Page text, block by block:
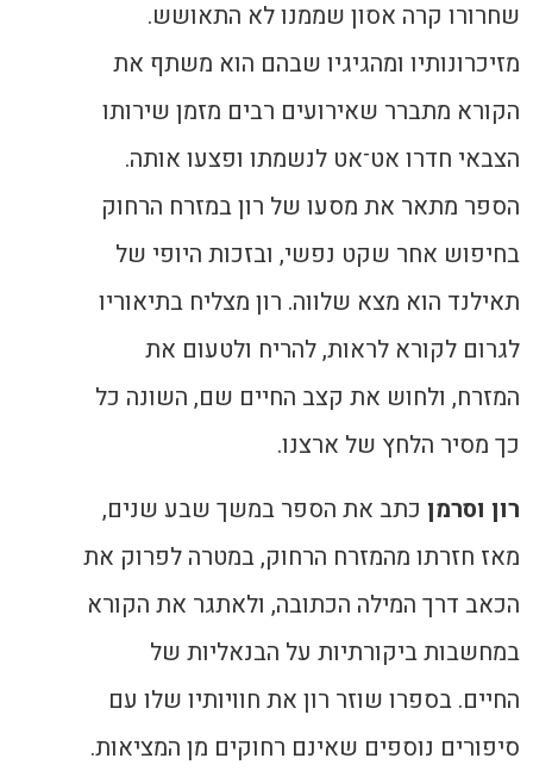
שחרורו קרה אסון שממנו לא התאושש.
מזיכרונותיו ומהגיגיו שבהם הוא משתף את
הקורא מתברר שאירועים רבים מזמן שירותו
הצבאי חדרו אט־אט לנשמתו ופצעו אותה.
הספר מתאר את מסעו של רון במזרח הרחוק
בחיפוש אחר שקט נפשי, ובזכות היופי של
תאילנד הוא מצא שלווה. רון מצליח בתיאוריו
לגרום לקורא לראות, להריח ולטעום את
המזרח, ולחוש את קצב החיים שם, השונה כל
כך מסיר הלחץ של ארצנו.
רון וסרמן כתב את הספר במשך שבע שנים,
מאז חזרתו מהמזרח הרחוק,במטרה לפרוק את
הכאב דרך המילה הכתובה, ולאתגר את הקורא
במחשבות ביקורתיות על הבנאליות של
החיים. בספרו שוזר רון את חוויותיו שלו עם
סיפורים נוספים שאינם רחוקים מן המציאות.